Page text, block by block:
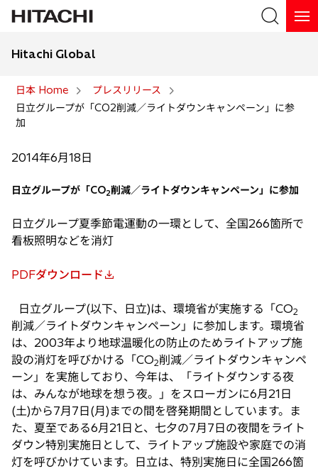
検索
Hitachi Global
日本 Home
プレスリリース
日立グループが「CO2削減／ライトダウンキャンペーン」に参
加
2014年6月18日
日立グループが「CO2削減／ライトダウンキャンペーン」に参加
日立グループ夏季節電運動の一環として、全国266箇所で
看板照明などを消灯
PDFダウンロード
新
い
タ
ブ
で
く
日立グループ(以下、日立)は、環境省が実施する「CO2
削減／ライトダウンキャンペーン」に参加します。環境省
は、2003年より地球温暖化の防止のためライトアップ施
設の消灯を呼びかける「CO2削減／ライトダウンキャンペ
ーン」を実施しており、今年は、「ライトダウンする夜
は、みんなが地球を想う夜。」をスローガンに6月21日
(土)から7月7日(月)までの間を啓発期間としています。ま
た、夏至である6月21日と、七夕の7月7日の夜間をライト
ダウン特別実施日として、ライトアップ施設や家庭での消
灯を呼びかけています。日立は、特別実施日に全国266箇